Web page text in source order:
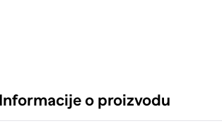
Informacije o proizvodu